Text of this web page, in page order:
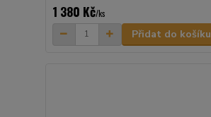
1 380 Kč/ks
Přidat do košíku